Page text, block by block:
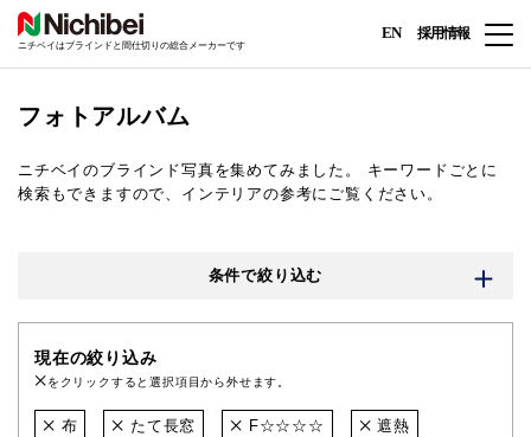
ニチベイはブラインドと間仕切りの総合メーカーです
EN 採用情報
フォトアルバム
ニチベイのブラインド写真を集めてみました。
キーワードごとに
検索もできますので、インテリアの参考にご覧ください。
条件で絞り込む
現在の絞り込み
をクリックすると選択項目から外せます。
布 たて長窓 F☆☆☆☆ 遮熱